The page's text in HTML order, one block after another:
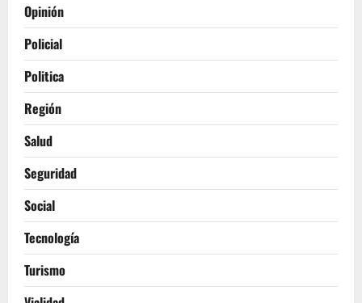
Opinión
Policial
Politica
Región
Salud
Seguridad
Social
Tecnología
Turismo